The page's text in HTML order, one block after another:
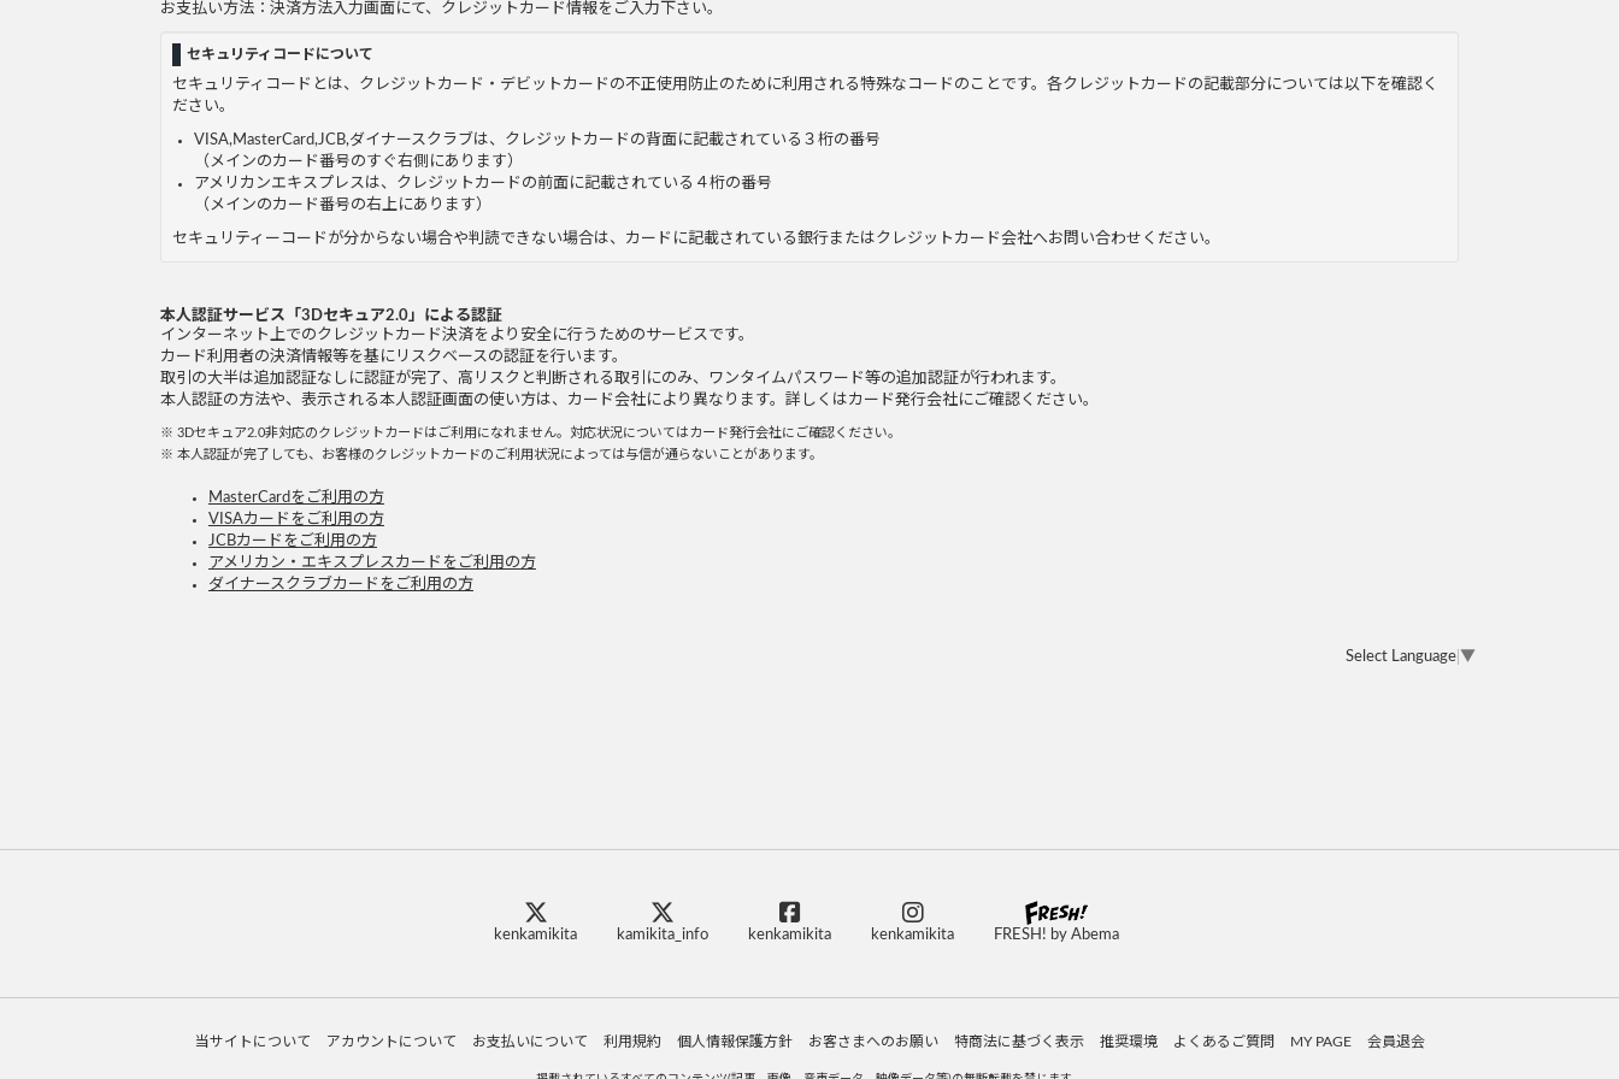
お支払い方法：決済方法入力画面にて、クレジットカード情報をご入力下さい。
セキュリティコードについて
セキュリティコードとは、クレジットカード・デビットカードの不正使用防止のために利用される特殊なコードのことです。各クレジットカードの記載部分については以下を確認く
ださい。
VISA,MasterCard,JCB,ダイナースクラブは、クレジットカードの背面に記載されている３桁の番号
（メインのカード番号のすぐ右側にあります）
アメリカンエキスプレスは、クレジットカードの前面に記載されている４桁の番号
（メインのカード番号の右上にあります）
セキュリティーコードが分からない場合や判読できない場合は、カードに記載されている銀行またはクレジットカード会社へお問い合わせください。
本人認証サービス「3Dセキュア2.0」による認証
インターネット上でのクレジットカード決済をより安全に行うためのサービスです。
カード利用者の決済情報等を基にリスクベースの認証を行います。
取引の大半は追加認証なしに認証が完了、高リスクと判断される取引にのみ、ワンタイムパスワード等の追加認証が行われます。
本人認証の方法や、表示される本人認証画面の使い方は、カード会社により異なります。詳しくはカード発行会社にご確認ください。
※ 3Dセキュア2.0非対応のクレジットカードはご利用になれません。対応状況についてはカード発行会社にご確認ください。
※ 本人認証が完了しても、お客様のクレジットカードのご利用状況によっては与信が通らないことがあります。
MasterCardをご利用の方
VISAカードをご利用の方
JCBカードをご利用の方
アメリカン・エキスプレスカードをご利用の方
ダイナースクラブカードをご利用の方
Select Language ▼
kenkamikita kamikita_info kenkamikita kenkamikita FRESH! by Abema
当サイトについて アカウントについて お支払いについて 利用規約 個人情報保護方針 お客さまへのお願い 特商法に基づく表示 推奨環境 よくあるご質問 MY PAGE 会員退会